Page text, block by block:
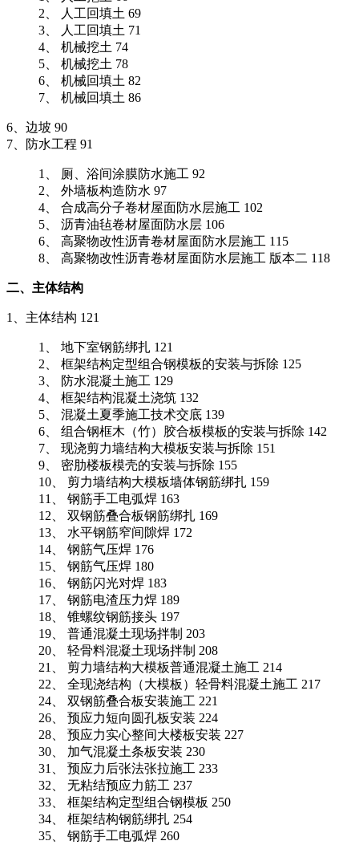
2、 人工回填土 69
3、 人工回填土 71
4、 机械挖土 74
5、 机械挖土 78
6、 机械回填土 82
7、 机械回填土 86
6、边坡 90
7、防水工程 91
1、 厕、浴间涂膜防水施工 92
2、 外墙板构造防水 97
4、 合成高分子卷材屋面防水层施工 102
5、 沥青油毡卷材屋面防水层 106
6、 高聚物改性沥青卷材屋面防水层施工 115
8、 高聚物改性沥青卷材屋面防水层施工 版本二 118
二、主体结构
1、主体结构 121
1、 地下室钢筋绑扎 121
2、 框架结构定型组合钢模板的安装与拆除 125
3、 防水混凝土施工 129
4、 框架结构混凝土浇筑 132
5、 混凝土夏季施工技术交底 139
6、 组合钢框木（竹）胶合板模板的安装与拆除 142
7、 现浇剪力墙结构大模板安装与拆除 151
9、 密肋楼板模壳的安装与拆除 155
10、 剪力墙结构大模板墙体钢筋绑扎 159
11、 钢筋手工电弧焊 163
12、 双钢筋叠合板钢筋绑扎 169
13、 水平钢筋窄间隙焊 172
14、 钢筋气压焊 176
15、 钢筋气压焊 180
16、 钢筋闪光对焊 183
17、 钢筋电渣压力焊 189
18、 锥螺纹钢筋接头 197
19、 普通混凝土现场拌制 203
20、 轻骨料混凝土现场拌制 208
21、 剪力墙结构大模板普通混凝土施工 214
22、 全现浇结构（大模板）轻骨料混凝土施工 217
24、 双钢筋叠合板安装施工 221
26、 预应力短向圆孔板安装 224
28、 预应力实心整间大楼板安装 227
30、 加气混凝土条板安装 230
31、 预应力后张法张拉施工 233
32、 无粘结预应力筋工 237
33、 框架结构定型组合钢模板 250
34、 框架结构钢筋绑扎 254
35、 钢筋手工电弧焊 260